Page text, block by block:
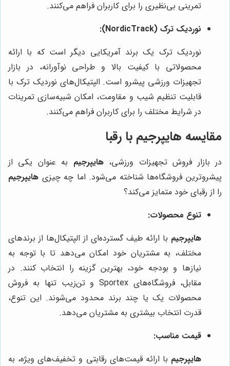
تمرینی بی‌نظیری را برای کاربران فراهم می‌کنند.
نوردیک ترک (NordicTrack):
نوردیک ترک یک برند آمریکایی دیگر است که با ارائه
محصولاتی با کیفیت بالا و طراحی نوآورانه، در بازار
تجهیزات ورزشی پیشرو است. الپتیکال‌های نوردیک ترک با
قابلیت تنظیم شیب و مقاومت، امکان شبیه‌سازی تمرینات
در شرایط مختلف را برای کاربران فراهم می‌کنند.
مقایسه هایپرجیم با رقبا
در بازار فروش تجهیزات ورزشی،هایپرجیم به عنوان یکی از
پیشروترین فروشگاه‌ها شناخته می‌شود. اما چه چیزی هایپرجیم
را از رقبای خود متمایز می‌کند؟
تنوع محصولات:
هایپرجیم با ارائه طیف گسترده‌ای از الپتیکال‌ها از برندهای
مختلف، به مشتریان خود امکان می‌دهد تا با توجه به
نیازها و بودجه خود، بهترین گزینه را انتخاب کنند. در
مقابل، فروشگاه‌های Sportex و تن‌زیب تنها به فروش
محصولات یک یا چند برند محدود می‌شوند. این تنوع،
قدرت انتخاب بیشتری به مشتریان می‌دهد.
قیمت مناسب:
هایپرجیم با ارائه قیمت‌های رقابتی و تخفیف‌های ویژه، به